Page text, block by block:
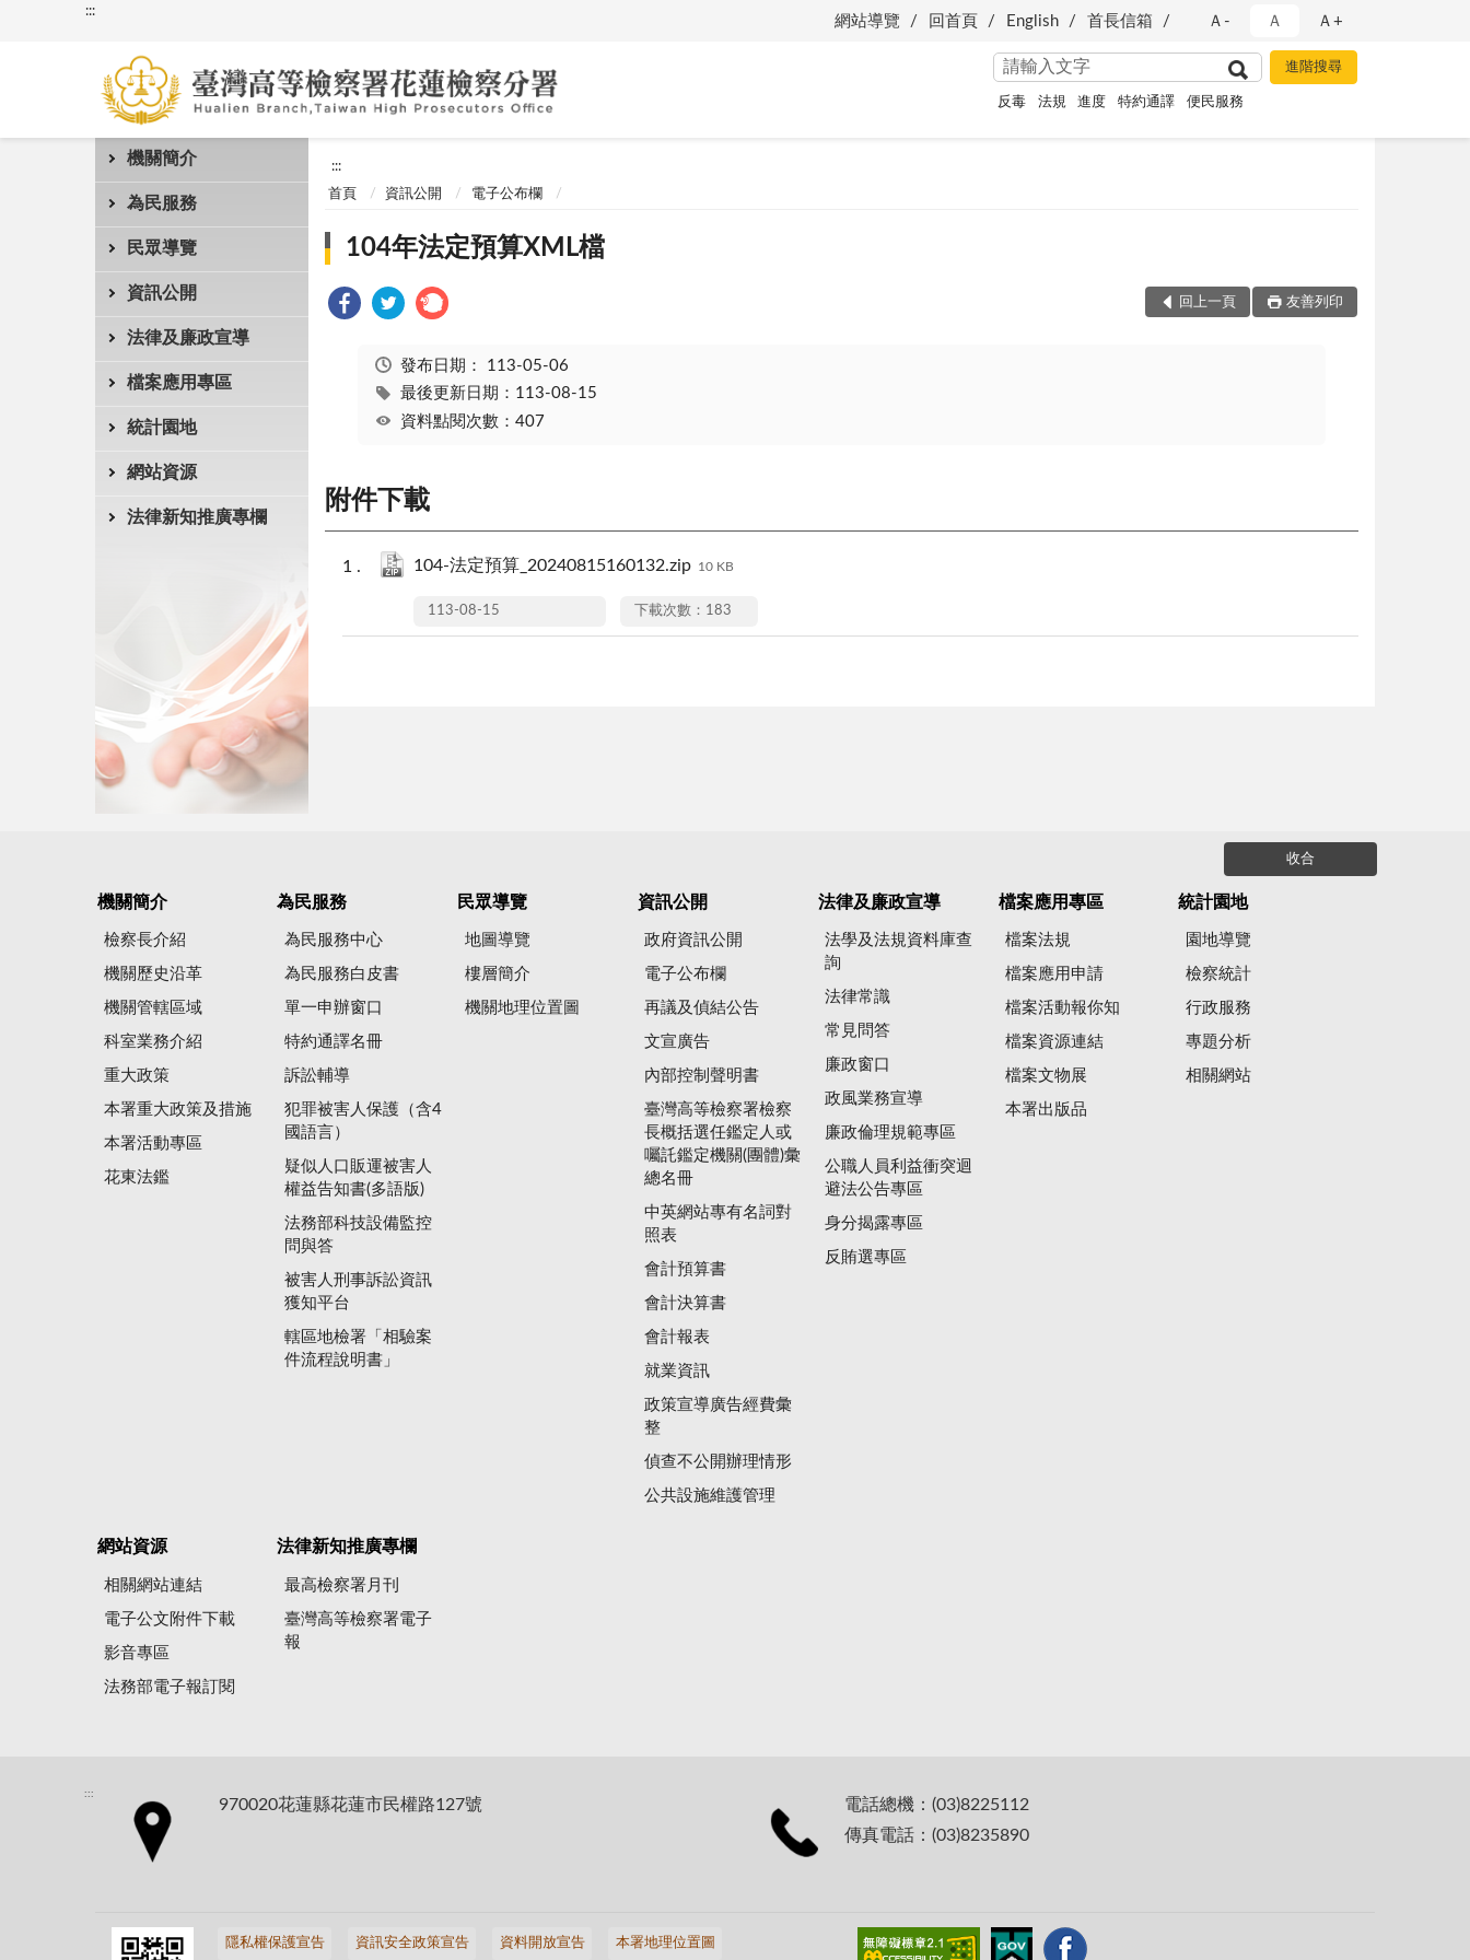
:::
網站導覽 回首頁 English 首長信箱 Ａ- Ａ Ａ+
反毒 法規 進度 特約通譯 便民服務
機關簡介
為民服務
民眾導覽
資訊公開
法律及廉政宣導
檔案應用專區
統計園地
網站資源
法律新知推廣專欄
:::
首頁 資訊公開 電子公布欄
104年法定預算XML檔
回上一頁 友善列印
發布日期： 113-05-06
最後更新日期：113-08-15
資料點閱次數：407
附件下載
104-法定預算_20240815160132.zip 10 KB
113-08-15 下載次數：183
收合
機關簡介
檢察長介紹
機關歷史沿革
機關管轄區域
科室業務介紹
重大政策
本署重大政策及措施
本署活動專區
花東法鑑
為民服務
為民服務中心
為民服務白皮書
單一申辦窗口
特約通譯名冊
訴訟輔導
犯罪被害人保護（含4
國語言）
疑似人口販運被害人
權益告知書(多語版)
法務部科技設備監控
問與答
被害人刑事訴訟資訊
獲知平台
轄區地檢署「相驗案
件流程說明書」
民眾導覽
地圖導覽
樓層簡介
機關地理位置圖
資訊公開
政府資訊公開
電子公布欄
再議及偵結公告
文宣廣告
內部控制聲明書
臺灣高等檢察署檢察
長概括選任鑑定人或
囑託鑑定機關(團體)彙
總名冊
中英網站專有名詞對
照表
會計預算書
會計決算書
會計報表
就業資訊
政策宣導廣告經費彙
整
偵查不公開辦理情形
公共設施維護管理
法律及廉政宣導
法學及法規資料庫查
詢
法律常識
常見問答
廉政窗口
政風業務宣導
廉政倫理規範專區
公職人員利益衝突迴
避法公告專區
身分揭露專區
反賄選專區
檔案應用專區
檔案法規
檔案應用申請
檔案活動報你知
檔案資源連結
檔案文物展
本署出版品
統計園地
園地導覽
檢察統計
行政服務
專題分析
相關網站
網站資源
相關網站連結
電子公文附件下載
影音專區
法務部電子報訂閱
法律新知推廣專欄
最高檢察署月刊
臺灣高等檢察署電子
報
:::
970020花蓮縣花蓮市民權路127號
電話總機：(03)8225112
傳真電話：(03)8235890
隱私權保護宣告 資訊安全政策宣告 資料開放宣告 本署地理位置圖